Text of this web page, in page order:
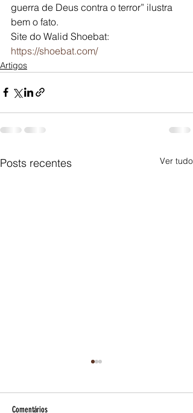
guerra de Deus contra o terror” ilustra
bem o fato.
Site do Walid Shoebat:
https://shoebat.com/
Artigos
Posts recentes Ver tudo
Comentários